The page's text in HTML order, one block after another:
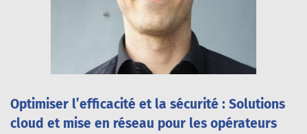
Optimiser l’efficacité et la sécurité : Solutions
cloud et mise en réseau pour les opérateurs